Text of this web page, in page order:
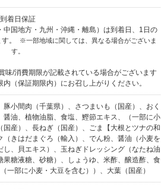
到着日保証
国地方・九州・沖縄・離島）は到着日、1日の
。
※一部地域に関しては、異なる場合がございま
す。
/消費期限が記載されている場合がございます
（保証期限内）にお召し上がりください。
豚小間肉（千葉県）、さつまいも（国産）、おく
油、植物油脂、食塩、鰹節エキス、（一部に小
産）、長ねぎ（国産）、ごま【大根とツナの和
きはだまぐろ（輸入）、でん粉、醤油（小麦を
、貝エキス）、玉ねぎドレッシング（なたね油
果糖液糖、砂糖）、しょうゆ、米酢、醸造酢、食
一部に小麦・大豆を含む））、大葉（国産）